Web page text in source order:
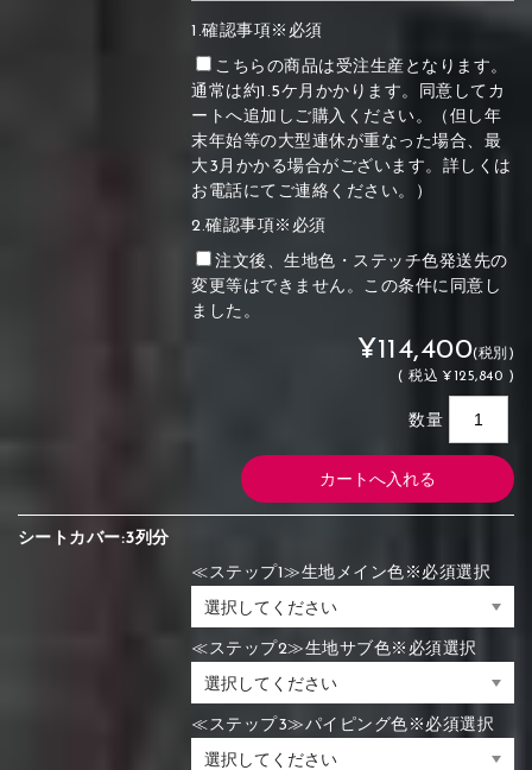
1.確認事項※必須
こちらの商品は受注生産となります。
通常は約1.5ケ月かかります。同意してカ
ートへ追加しご購入ください。（但し年
末年始等の大型連休が重なった場合、最
大3月かかる場合がございます。詳しくは
お電話にてご連絡ください。）
2.確認事項※必須
注文後、生地色・ステッチ色発送先の
変更等はできません。この条件に同意し
ました。
¥114,400(税別)
(税込 ¥125,840 )
数量
シートカバー:3列分
≪ステップ1≫生地メイン色※必須選択
≪ステップ2≫生地サブ色※必須選択
≪ステップ3≫パイピング色※必須選択